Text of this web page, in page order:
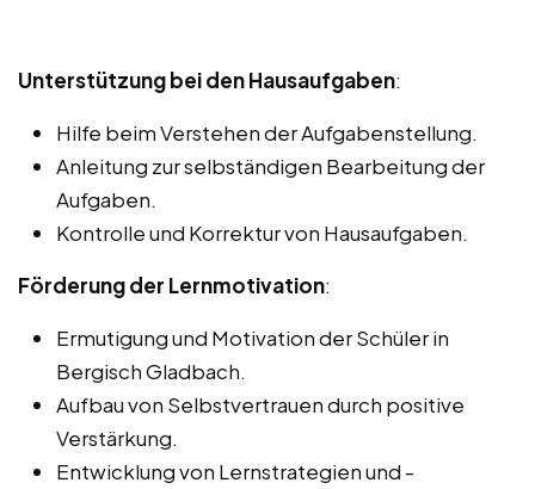
Unterstützung bei den Hausaufgaben:
Hilfe beim Verstehen der Aufgabenstellung.
Anleitung zur selbständigen Bearbeitung der
Aufgaben.
Kontrolle und Korrektur von Hausaufgaben.
Förderung der Lernmotivation:
Ermutigung und Motivation der Schüler in
Bergisch Gladbach.
Aufbau von Selbstvertrauen durch positive
Verstärkung.
Entwicklung von Lernstrategien und -